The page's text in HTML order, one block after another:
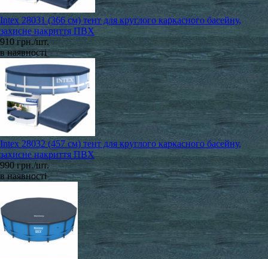
Intex 28031 (366 см) тент для круглого каркасного басейну,
захисне накриття ПВХ
910 грн./шт.
в наявності
Intex 28032 (457 см) тент для круглого каркасного басейну,
захисне накриття ПВХ
990 грн./шт.
в наявності